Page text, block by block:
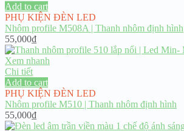
Add to cart
PHỤ KIỆN ĐÈN LED
Nhôm profile M508A | Thanh nhôm định hình
55,000₫
Xem nhanh
Chi tiết
Add to cart
PHỤ KIỆN ĐÈN LED
Nhôm profile M510 | Thanh nhôm định hình
55,000₫